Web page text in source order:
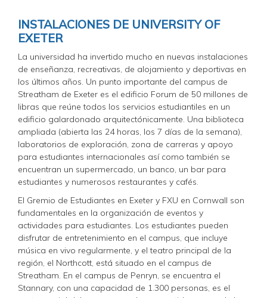
INSTALACIONES DE UNIVERSITY OF
EXETER
La universidad ha invertido mucho en nuevas instalaciones
de enseñanza, recreativas, de alojamiento y deportivas en
los últimos años. Un punto importante del campus de
Streatham de Exeter es el edificio Forum de 50 millones de
libras que reúne todos los servicios estudiantiles en un
edificio galardonado arquitectónicamente. Una biblioteca
ampliada (abierta las 24 horas, los 7 días de la semana),
laboratorios de exploración, zona de carreras y apoyo
para estudiantes internacionales así como también se
encuentran un supermercado, un banco, un bar para
estudiantes y numerosos restaurantes y cafés.
El Gremio de Estudiantes en Exeter y FXU en Cornwall son
fundamentales en la organización de eventos y
actividades para estudiantes. Los estudiantes pueden
disfrutar de entretenimiento en el campus, que incluye
música en vivo regularmente, y el teatro principal de la
región, el Northcott, está situado en el campus de
Streatham. En el campus de Penryn, se encuentra el
Stannary, con una capacidad de 1.300 personas, es el